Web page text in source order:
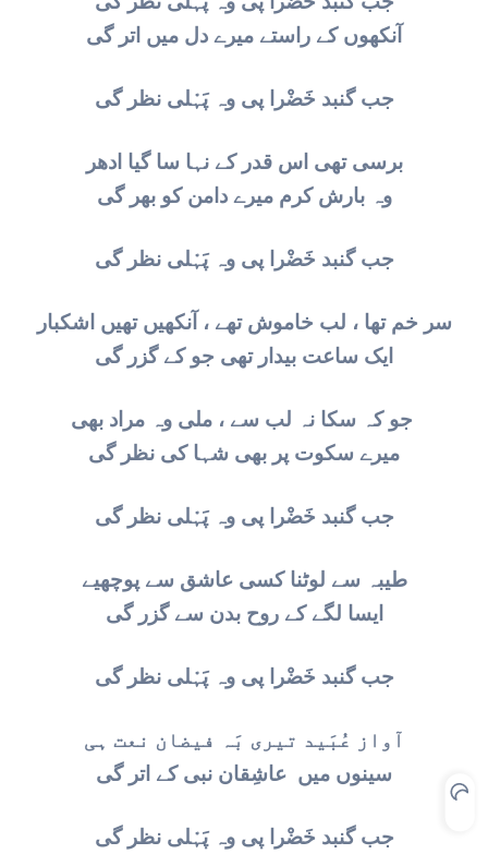
آنکھوں کے راستے میرے دل میں اتر گی
جب گنبد خَضْرا پی وہ پَہْلی نظر گی
برسی تھی اس قدر کے نہا سا گیا ادھر
وہ بارش کرم میرے دامن کو بھر گی
جب گنبد خَضْرا پی وہ پَہْلی نظر گی
سر خم تھا ، لب خاموش تھے ، آنکھیں تھیں اشکبار
ایک ساعت بیدار تھی جو کے گزر گی
میرے سکوت پر بھی شہا کی نظر گی
جب گنبد خَضْرا پی وہ پَہْلی نظر گی
طیبہ سے لوٹنا کسی عاشق سے پوچھیے
ایسا لگے کے روح بدن سے گزر گی
جب گنبد خَضْرا پی وہ پَہْلی نظر گی
آواز عُبَید تیری بَہ فیضان نعت ہی
سینوں میں عاشِقان نبی کے اتر گی
جب گنبد خَضْرا پی وہ پَہْلی نظر گی